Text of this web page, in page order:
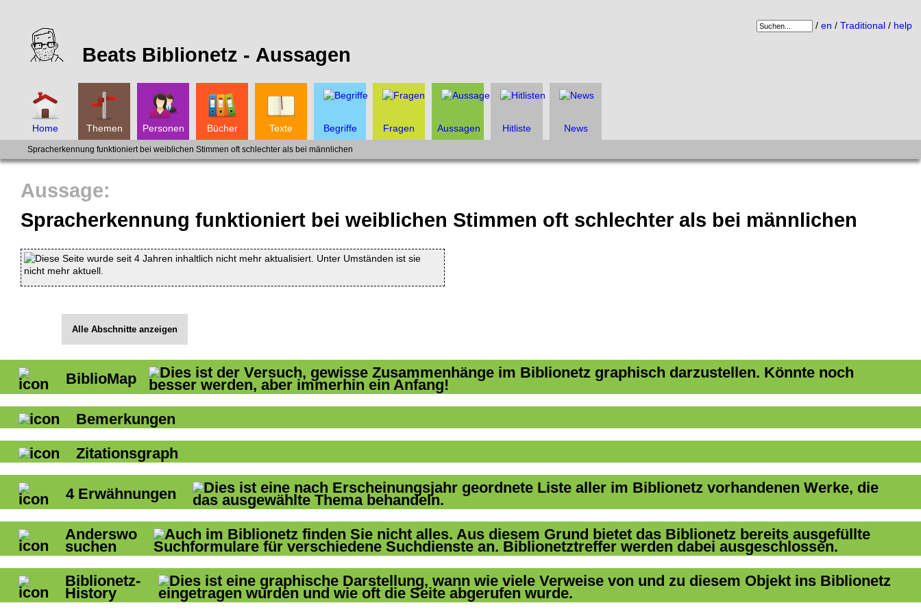
/ en / Traditional/ help
Beats Biblionetz - Aussagen
Home Themen Personen Bücher Texte Begriffe Fragen Aussagen Hitliste News
Spracherkennung funktioniert bei weiblichen Stimmen oft schlechter als bei männlichen
Spracherkennung funktioniert bei weiblichen Stimmen oft schlechter als bei männlichen
Diese Seite wurde seit 4 Jahren inhaltlich nicht mehr aktualisiert. Unter Umständen ist sie
nicht mehr aktuell.
Alle Abschnitte anzeigen
BiblioMap
Bemerkungen
Zitationsgraph
4 Erwähnungen
Anderswo
suchen
Biblionetz-
History